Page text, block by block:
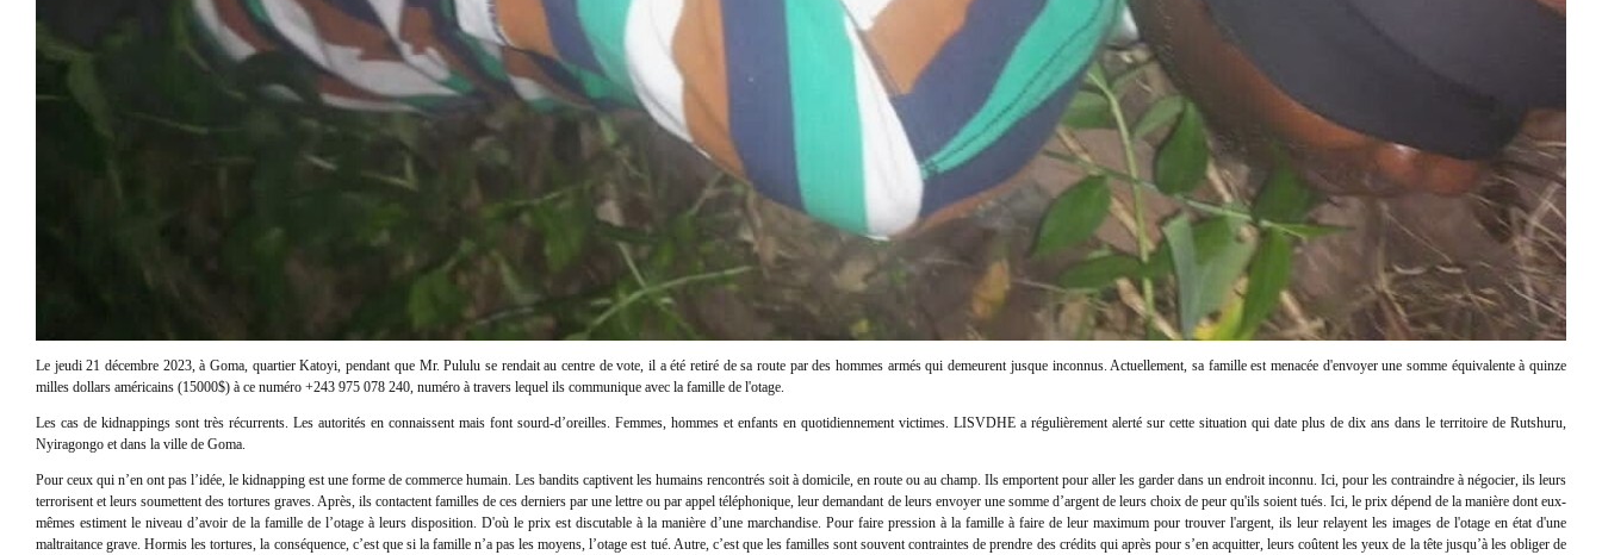
Le jeudi 21 décembre 2023, à Goma, quartier Katoyi, pendant que Mr. Pululu se rendait au centre de vote, il a été retiré de sa route par des hommes armés qui demeurent jusque inconnus. Actuellement, sa famille est menacée d'envoyer une somme équivalente à quinze
milles dollars américains (15000$) à ce numéro +243 975 078 240, numéro à travers lequel ils communique avec la famille de l'otage.
Les cas de kidnappings sont très récurrents. Les autorités en connaissent mais font sourd-d’oreilles. Femmes, hommes et enfants en quotidiennement victimes. LISVDHE a régulièrement alerté sur cette situation qui date plus de dix ans dans le territoire de Rutshuru,
Nyiragongo et dans la ville de Goma.
Pour ceux qui n’en ont pas l’idée, le kidnapping est une forme de commerce humain. Les bandits captivent les humains rencontrés soit à domicile, en route ou au champ. Ils emportent pour aller les garder dans un endroit inconnu. Ici, pour les contraindre à négocier, ils leurs
terrorisent et leurs soumettent des tortures graves. Après, ils contactent familles de ces derniers par une lettre ou par appel téléphonique, leur demandant de leurs envoyer une somme d’argent de leurs choix de peur qu'ils soient tués. Ici, le prix dépend de la manière dont eux-
mêmes estiment le niveau d’avoir de la famille de l’otage à leurs disposition. D'où le prix est discutable à la manière d’une marchandise. Pour faire pression à la famille à faire de leur maximum pour trouver l'argent, ils leur relayent les images de l'otage en état d'une
maltraitance grave. Hormis les tortures, la conséquence, c’est que si la famille n’a pas les moyens, l’otage est tué. Autre, c’est que les familles sont souvent contraintes de prendre des crédits qui après pour s’en acquitter, leurs coûtent les yeux de la tête jusqu’à les obliger de